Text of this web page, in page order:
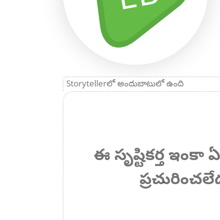
Storytellerలో అందుబాటులో ఉంది
ఈ సృష్టికర్త ఇంకా